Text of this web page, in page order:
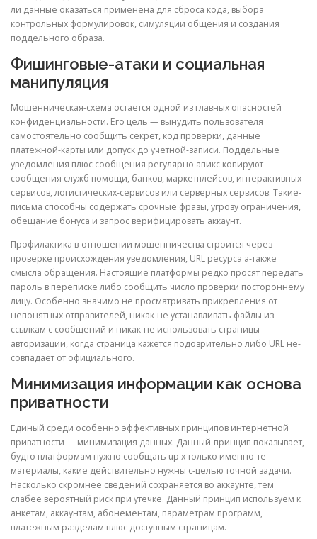
ли данные оказаться применена для сброса кода, выбора
контрольных формулировок, симуляции общения и создания
поддельного образа.
Фишинговые-атаки и социальная
манипуляция
Мошенническая-схема остается одной из главных опасностей
конфиденциальности. Его цель — вынудить пользователя
самостоятельно сообщить секрет, код проверки, данные
платежной-карты или допуск до учетной-записи. Поддельные
уведомления плюс сообщения регулярно апикс копируют
сообщения служб помощи, банков, маркетплейсов, интерактивных
сервисов, логистических-сервисов или серверных сервисов. Такие-
письма способны содержать срочные фразы, угрозу ограничения,
обещание бонуса и запрос верифицировать аккаунт.
Профилактика в-отношении мошенничества строится через
проверке происхождения уведомления, URL ресурса а-также
смысла обращения. Настоящие платформы редко просят передать
пароль в переписке либо сообщить число проверки постороннему
лицу. Особенно значимо не просматривать прикрепления от
непонятных отправителей, никак-не устанавливать файлы из
ссылкам с сообщений и никак-не использовать страницы
авторизации, когда страница кажется подозрительно либо URL не-
совпадает от официального.
Минимизация информации как основа
приватности
Единый среди особенно эффективных принципов интернетной
приватности — минимизация данных. Данный-принцип показывает,
будто платформам нужно сообщать up x только именно-те
материалы, какие действительно нужны с-целью точной задачи.
Насколько скромнее сведений сохраняется во аккаунте, тем
слабее вероятный риск при утечке. Данный принцип используем к
анкетам, аккаунтам, абонементам, параметрам программ,
платежным разделам плюс доступным страницам.